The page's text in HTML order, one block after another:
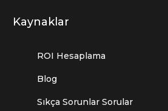
Kaynaklar
ROI Hesaplama
Blog
Sıkça Sorunlar Sorular